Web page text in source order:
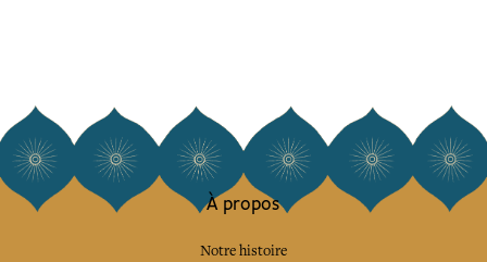
À propos
Notre histoire